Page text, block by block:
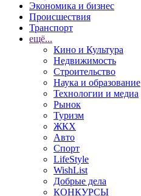
Экономика и бизнес
Происшествия
Транспорт
ещё...
Кино и Культура
Недвижимость
Строительство
Наука и образование
Технологии и медиа
Рынок
Туризм
ЖКХ
Авто
Спорт
LifeStyle
WishList
Добрые дела
КОНКУРСЫ